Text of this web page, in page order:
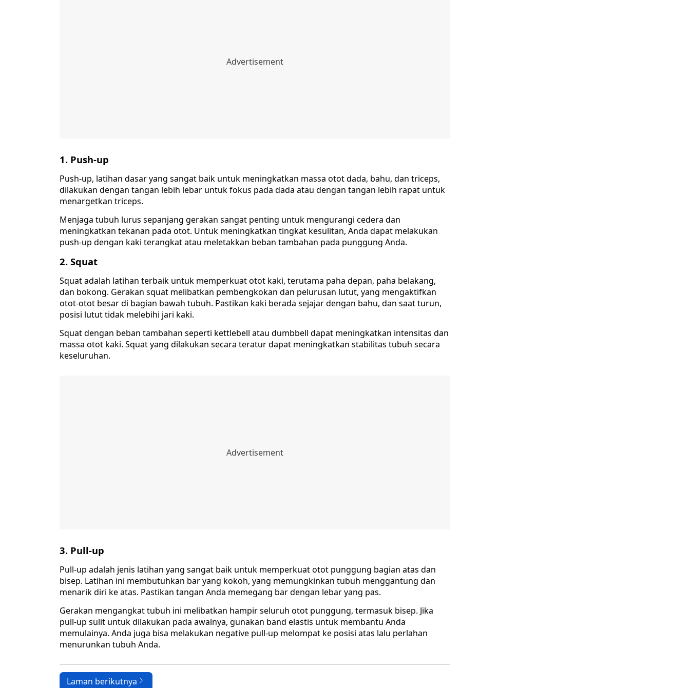
1. Push-up
Push-up, latihan dasar yang sangat baik untuk meningkatkan massa otot dada, bahu, dan triceps,
dilakukan dengan tangan lebih lebar untuk fokus pada dada atau dengan tangan lebih rapat untuk
menargetkan triceps.
Menjaga tubuh lurus sepanjang gerakan sangat penting untuk mengurangi cedera dan
meningkatkan tekanan pada otot. Untuk meningkatkan tingkat kesulitan, Anda dapat melakukan
push-up dengan kaki terangkat atau meletakkan beban tambahan pada punggung Anda.
2. Squat
Squat adalah latihan terbaik untuk memperkuat otot kaki, terutama paha depan, paha belakang,
dan bokong. Gerakan squat melibatkan pembengkokan dan pelurusan lutut, yang mengaktifkan
otot-otot besar di bagian bawah tubuh. Pastikan kaki berada sejajar dengan bahu, dan saat turun,
posisi lutut tidak melebihi jari kaki.
Squat dengan beban tambahan seperti kettlebell atau dumbbell dapat meningkatkan intensitas dan
massa otot kaki. Squat yang dilakukan secara teratur dapat meningkatkan stabilitas tubuh secara
keseluruhan.
3. Pull-up
Pull-up adalah jenis latihan yang sangat baik untuk memperkuat otot punggung bagian atas dan
bisep. Latihan ini membutuhkan bar yang kokoh, yang memungkinkan tubuh menggantung dan
menarik diri ke atas. Pastikan tangan Anda memegang bar dengan lebar yang pas.
Gerakan mengangkat tubuh ini melibatkan hampir seluruh otot punggung, termasuk bisep. Jika
pull-up sulit untuk dilakukan pada awalnya, gunakan band elastis untuk membantu Anda
memulainya. Anda juga bisa melakukan negative pull-up melompat ke posisi atas lalu perlahan
menurunkan tubuh Anda.
Laman berikutnya